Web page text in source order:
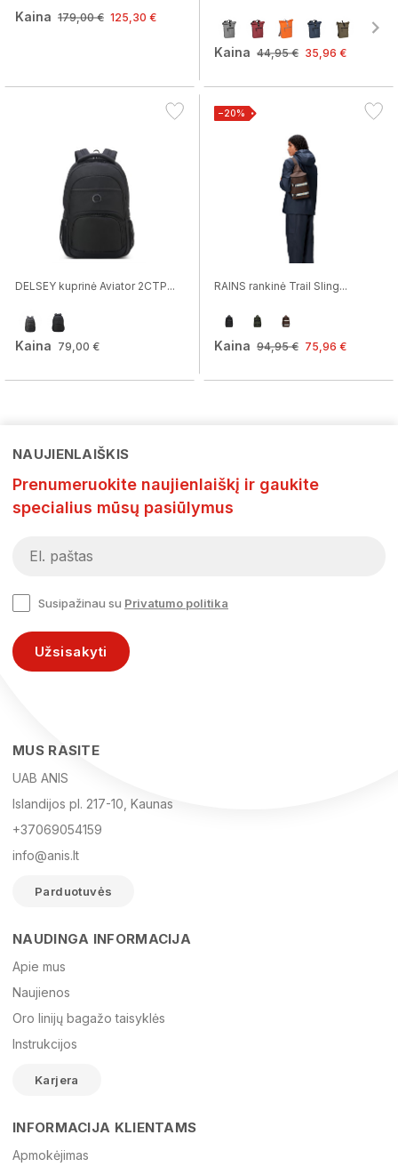
Kaina 179,00 € 125,30 €
Kaina 44,95 € 35,96 €
DELSEY kuprinė Aviator 2CTP...
Kaina 79,00 €
−20%
RAINS rankinė Trail Sling...
Kaina 94,95 € 75,96 €
El. paštas
Žinutė
NAUJIENLAIŠKIS
Prenumeruokite naujienlaiškį ir gaukite
specialius mūsų pasiūlymus
Susipažinau su Privatumo politika
Užsisakyti
MUS RASITE
UAB ANIS
Islandijos pl. 217-10, Kaunas
+37069054159
info@anis.lt
Parduotuvės
NAUDINGA INFORMACIJA
Apie mus
Naujienos
Oro linijų bagažo taisyklės
Instrukcijos
Karjera
INFORMACIJA KLIENTAMS
Apmokėjimas